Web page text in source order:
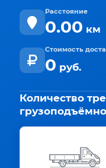
Расстояние
0.00 км
Стоимость
0 руб.
Количество